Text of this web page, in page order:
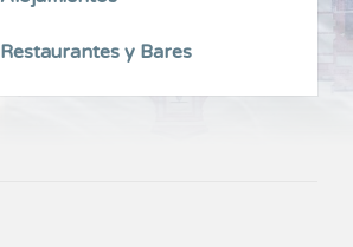
Restaurantes y Bares